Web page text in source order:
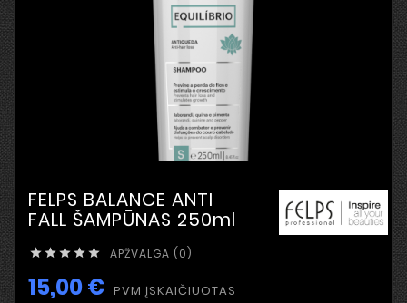
FELPS BALANCE ANTI
FALL ŠAMPŪNAS 250ml
     APŽVALGA (0)
15,00 € PVM ĮSKAIČIUOTAS